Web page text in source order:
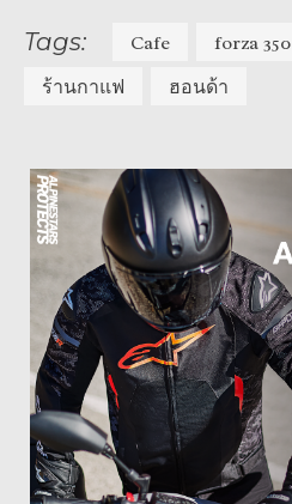
Tags: Cafe forza 350
ร้านกาแฟ
ฮอนด้า